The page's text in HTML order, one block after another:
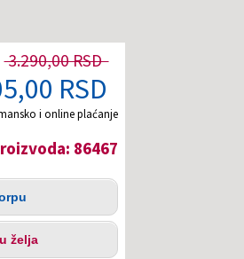
3.290,00 RSD
RSD
i online plaćanje
86467
želja